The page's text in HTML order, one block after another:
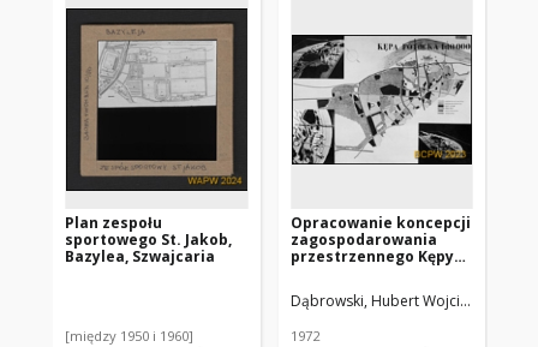
Plan zespołu
sportowego St. Jakob,
Bazylea, Szwajcaria
[między 1950 i 1960]
Opracowanie koncepcji
zagospodarowania
przestrzennego Kępy
- Konkurs SARP nr 487 :
praca nr 25,
Zdj. 5, Kępa Potocka,
Dąbrowski, Hubert Wojciech (1935-
1972